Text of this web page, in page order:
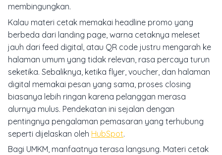
membingungkan.
Kalau materi cetak memakai headline promo yang
berbeda dari landing page, warna cetaknya meleset
jauh dari feed digital, atau QR code justru mengarah ke
halaman umum yang tidak relevan, rasa percaya turun
seketika. Sebaliknya, ketika flyer, voucher, dan halaman
digital memakai pesan yang sama, proses closing
biasanya lebih ringan karena pelanggan merasa
alurnya mulus. Pendekatan ini sejalan dengan
pentingnya pengalaman pemasaran yang terhubung
seperti dijelaskan oleh HubSpot.
Bagi UMKM, manfaatnya terasa langsung. Materi cetak